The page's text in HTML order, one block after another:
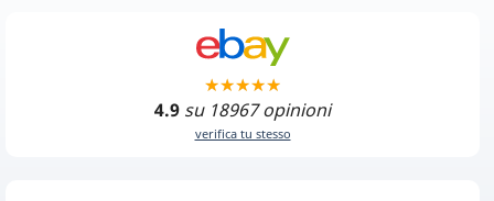
4.9 su 18967 opinioni
verifica tu stesso